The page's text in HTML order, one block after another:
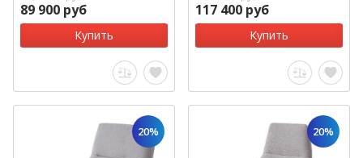
89 900 руб
Купить
117 400 руб
Купить
20% 20%